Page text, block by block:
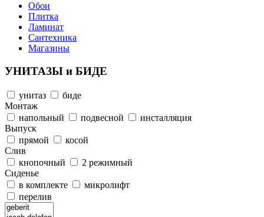
Обои
Плитка
Ламинат
Сантехника
Магазины
УНИТАЗЫ и БИДЕ
унитаз
биде
Монтаж
напольный
подвесной
инсталляция
Выпуск
прямой
косой
Слив
кнопочный
2 режимный
Сиденье
в комплекте
микролифт
перелив